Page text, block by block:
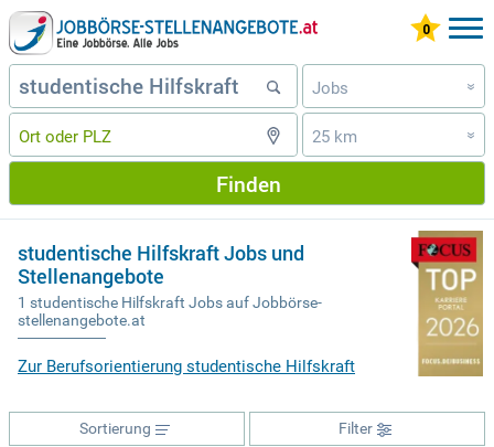
Jobs »
25 km »
Finden
studentische Hilfskraft Jobs und
Stellenangebote
1 studentische Hilfskraft Jobs auf Jobbörse-
stellenangebote.at
Zur Berufsorientierung studentische Hilfskraft
Filter
Sortierung